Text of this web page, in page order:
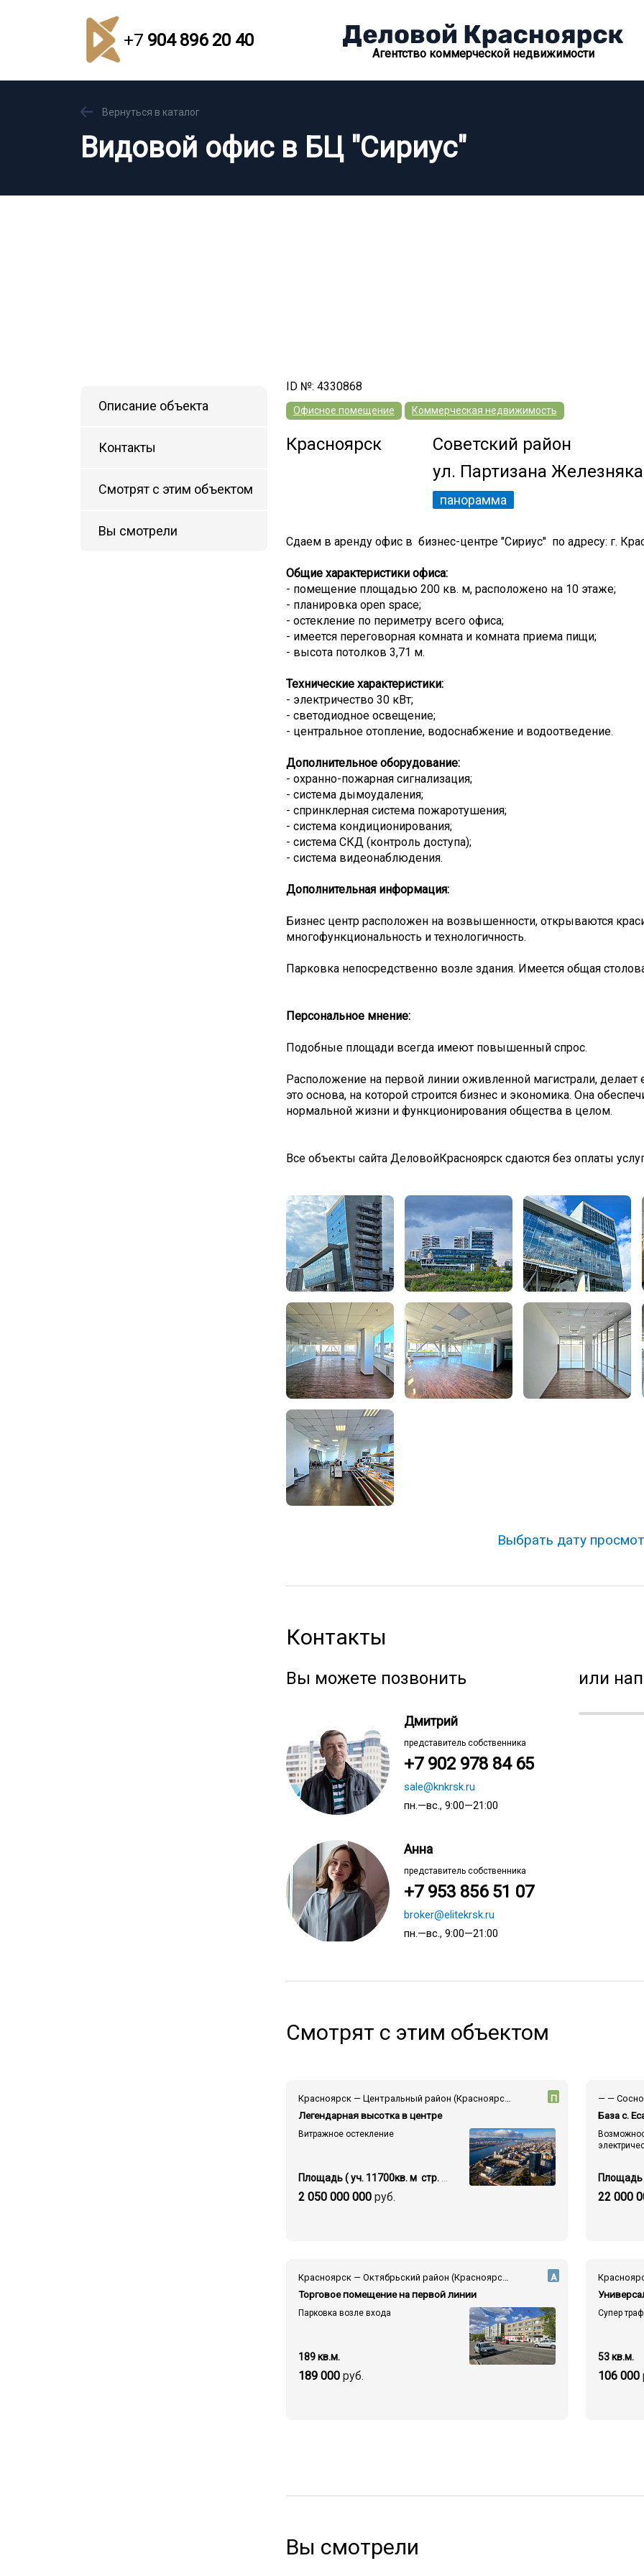
+7 904 896 20 40
Агентство коммерческой недвижимости
Вернуться в каталог
Видовой офис в БЦ "Сириус"
Описание объекта
Контакты
Смотрят с этим объектом
Вы смотрели
ID №: 4330868
Офисное помещение Коммерческая недвижимость
Красноярск
Советский район
ул. Партизана Железняка
панорамма
Сдаем в аренду офис в бизнес-центре "Сириус" по адресу: г.
Общие характеристики офиса:
- помещение площадью 200 кв. м, расположено на 10 этаже;
- планировка open space;
- остекление по периметру всего офиса;
- имеется переговорная комната и комната приема пищи;
- высота потолков 3,71 м.
Технические характеристики:
- электричество 30 кВт;
- светодиодное освещение;
- центральное отопление, водоснабжение и водоотведение.
Дополнительное оборудование:
- охранно-пожарная сигнализация;
- система дымоудаления;
- спринклерная система пожаротушения;
- система кондиционирования;
- система СКД (контроль доступа);
- система видеонаблюдения.
Дополнительная информация:
Бизнес центр расположен на возвышенности, открываются
многофункциональность и технологичность.
Парковка непосредственно возле здания. Имеется общая
Персональное мнение:
Подобные площади всегда имеют повышенный спрос.
Расположение на первой линии оживленной магистрали, делает
это основа, на которой строится бизнес и экономика. Она
нормальной жизни и функционирования общества в целом.
Все объекты сайта ДеловойКрасноярск сдаются без оплаты
Выбрать дату
Контакты
Вы можете позвонить
Дмитрий
представитель собственника
+7 902 978 84 65
sale@knkrsk.ru
пн.—вс., 9:00—21:00
Анна
представитель собственника
+7 953 856 51 07
broker@elitekrsk.ru
пн.—вс., 9:00—21:00
или
Смотрят с этим объектом
Красноярск — Центральный район (Красноярск) — пр-т Мира
Легендарная высотка в центре
П
Витражное остекление
2 050 000 000 руб.
База с.
22 000
Красноярск — Октябрьский район (Красноярск) — ул. Высотная
Торговое помещение на первой линии
А
Парковка возле входа
189 000 руб.
189 кв.м.
Супер
106 000
53 кв.м.
Вы смотрели